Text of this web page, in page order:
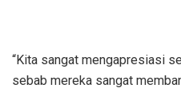
“Kita sangat mengapresiasi
sebab mereka sangat